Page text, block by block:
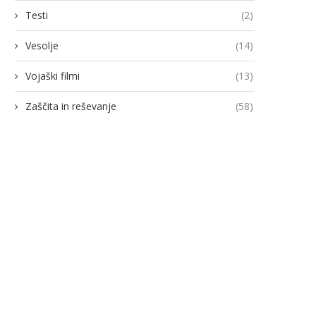
Testi (2)
Vesolje (14)
Vojaški filmi (13)
Zaščita in reševanje (58)